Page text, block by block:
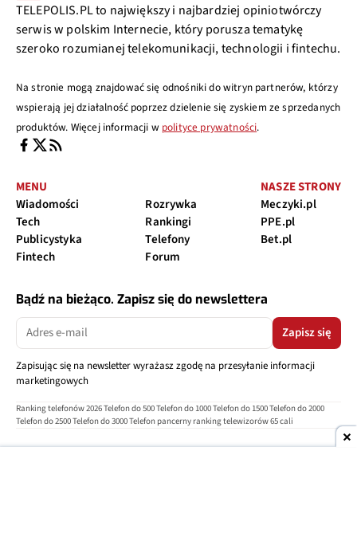
TELEPOLIS.PL to największy i najbardziej opiniotwórczy
serwis w polskim Internecie, który porusza tematykę
szeroko rozumianej telekomunikacji, technologii i fintechu.
Na stronie mogą znajdować się odnośniki do witryn partnerów, którzy
wspierają jej działalność poprzez dzielenie się zyskiem ze sprzedanych
produktów. Więcej informacji w polityce prywatności.
MENU
Wiadomości
Tech
Publicystyka
Fintech
Rozrywka
Rankingi
Telefony
Forum
NASZE STRONY
Meczyki.pl
PPE.pl
Bet.pl
Bądź na bieżąco. Zapisz się do newslettera
Zapisz się
Zapisując się na newsletter wyrażasz zgodę na przesyłanie informacji
marketingowych
Ranking telefonów 2026Telefon do 500Telefon do 1000Telefon do 1500Telefon do 2000
Telefon do 2500Telefon do 3000Telefon pancerny ranking telewizorów 65 cali